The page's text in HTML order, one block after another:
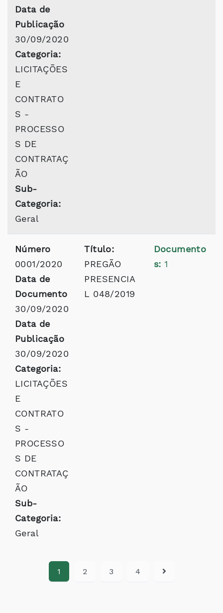
Data de
Publicação
30/09/2020
Categoria:
LICITAÇÕES
E
CONTRATO
S -
PROCESSO
S DE
CONTRATAÇ
ÃO
Sub-
Categoria:
Geral
Número
0001/2020
Data de
Documento
30/09/2020
Data de
Publicação
30/09/2020
Categoria:
LICITAÇÕES
E
CONTRATO
S -
PROCESSO
S DE
CONTRATAÇ
ÃO
Sub-
Categoria:
Geral
Título:
PREGÃO
PRESENCIA
L 048/2019
Documento
s: 1
1 2 3 4